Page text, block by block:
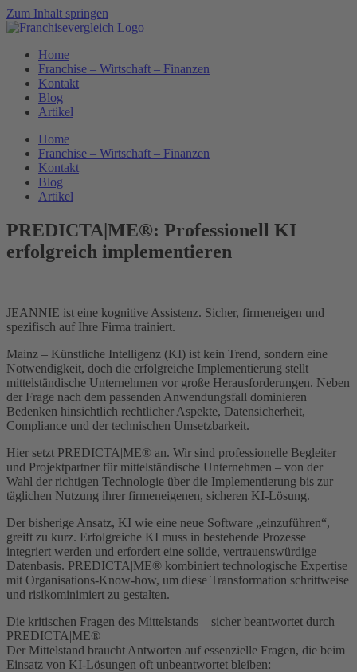
Zum Inhalt springen
Home
Franchise – Wirtschaft – Finanzen
Kontakt
Blog
Artikel
Home
Franchise – Wirtschaft – Finanzen
Kontakt
Blog
Artikel
PREDICTA|ME®: Professionell KI
erfolgreich implementieren
JEANNIE ist eine kognitive Assistenz. Sicher, firmeneigen und
spezifisch auf Ihre Firma trainiert.
Mainz – Künstliche Intelligenz (KI) ist kein Trend, sondern eine
Notwendigkeit, doch die erfolgreiche Implementierung stellt
mittelständische Unternehmen vor große Herausforderungen. Neben
der Frage nach dem passenden Anwendungsfall dominieren
Bedenken hinsichtlich rechtlicher Aspekte, Datensicherheit,
Compliance und der technischen Umsetzbarkeit.
Hier setzt PREDICTA|ME® an. Wir sind professionelle Begleiter
und Projektpartner für mittelständische Unternehmen – von der
Wahl der richtigen Technologie über die Implementierung bis zur
täglichen Nutzung ihrer firmeneigenen, sicheren KI-Lösung.
Der bisherige Ansatz, KI wie eine neue Software „einzuführen“,
greift zu kurz. Erfolgreiche KI muss in bestehende Prozesse
integriert werden und erfordert eine solide, vertrauenswürdige
Datenbasis. PREDICTA|ME® kombiniert technologische Expertise
mit Organisations-Know-how, um diese Transformation schrittweise
und risikominimiert zu gestalten.
Die kritischen Fragen des Mittelstands – sicher beantwortet durch
PREDICTA|ME®
Der Mittelstand braucht Antworten auf essenzielle Fragen, die beim
Einsatz von KI-Lösungen oft unbeantwortet bleiben: